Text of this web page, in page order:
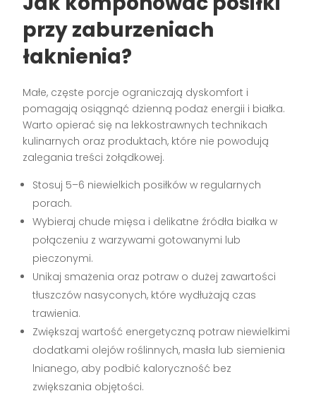
przy zaburzeniach
łaknienia?
Małe, częste porcje ograniczają dyskomfort i
pomagają osiągnąć dzienną podaż energii i białka.
Warto opierać się na lekkostrawnych technikach
kulinarnych oraz produktach, które nie powodują
zalegania treści żołądkowej.
Stosuj 5–6 niewielkich posiłków w regularnych
porach.
Wybieraj chude mięsa i delikatne źródła białka w
połączeniu z warzywami gotowanymi lub
pieczonymi.
Unikaj smażenia oraz potraw o dużej zawartości
tłuszczów nasyconych, które wydłużają czas
trawienia.
Zwiększaj wartość energetyczną potraw niewielkimi
dodatkami olejów roślinnych, masła lub siemienia
lnianego, aby podbić kaloryczność bez
zwiększania objętości.